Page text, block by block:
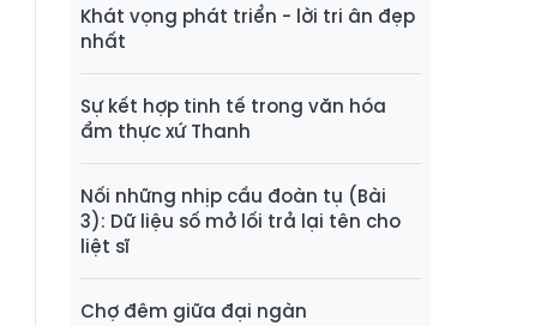
Khát vọng phát triển - lời tri ân đẹp
nhất
Sự kết hợp tinh tế trong văn hóa
ẩm thực xứ Thanh
Nối những nhịp cầu đoàn tụ (Bài
3): Dữ liệu số mở lối trả lại tên cho
liệt sĩ
Chợ đêm giữa đại ngàn